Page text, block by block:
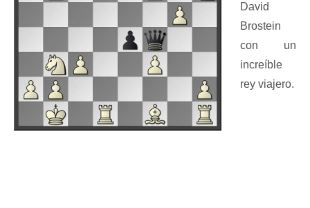
David
Brostein
con un
increíble
rey viajero.